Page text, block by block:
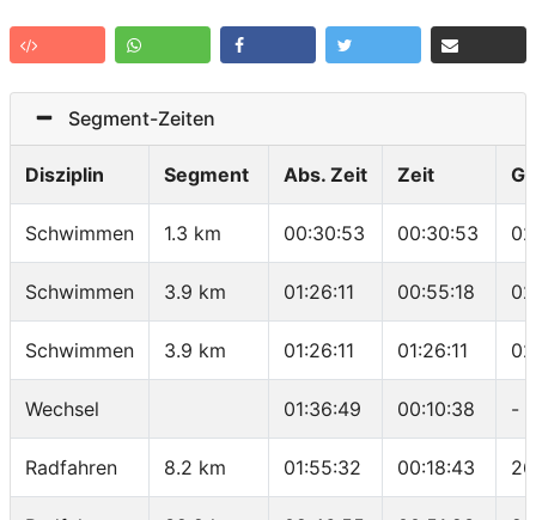
Segment-Zeiten
Disziplin Segment Abs. Zeit Zeit
Schwimmen 1.3 km 00:30:53 00:30:53
Schwimmen 3.9 km 01:26:11 00:55:18
Schwimmen 3.9 km 01:26:11 01:26:11
Wechsel 01:36:49 00:10:38 -
Radfahren 8.2 km 01:55:32 00:18:43